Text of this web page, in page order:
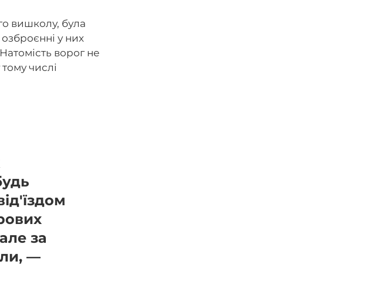
вишколу, була
у них
ворог не
числі
за
—